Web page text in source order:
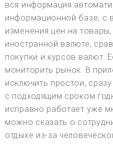
вся информация
информационной базе, с
изменения цен на
иностранной валюте,
покупки и курсов валют.
мониторить рынок. В
исключить простои,
с подходящим сроком
исправно работает уже
можно сказать о
отдыхе из-за